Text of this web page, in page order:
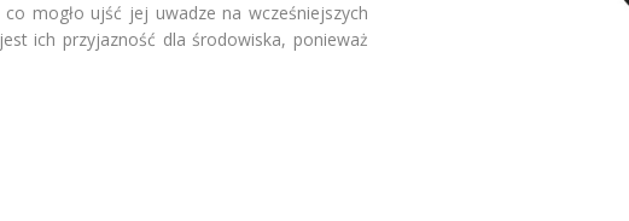
co mogło ujść jej uwadze na wcześniejszych
jest ich przyjazność dla środowiska, ponieważ